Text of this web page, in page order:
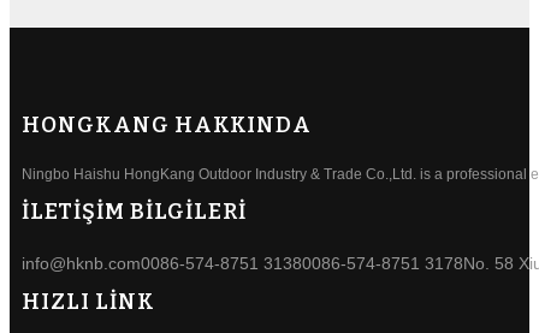
HONGKANG HAKKINDA
Ningbo Haishu HongKang Outdoor Industry & Trade Co.,Ltd. is a professional
İLETİŞİM BİLGİLERİ
info@hknb.com0086-574-8751 31380086-574-8751 3178No. 58
HIZLI LİNK